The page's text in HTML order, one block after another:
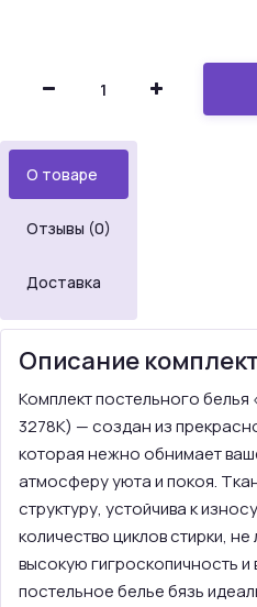
О товаре
Отзывы (0)
Доставка
Описание
Комплект постельного белья
3278K) — создан из
которая нежно обнимает
атмосферу уюта и покоя.
структуру, устойчива к
количество циклов стирки,
высокую гигроскопичность
постельное белье бязь